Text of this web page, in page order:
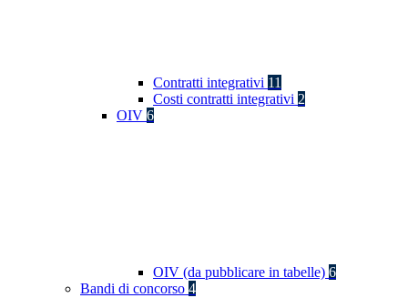
Contratti integrativi 11
Costi contratti integrativi 2
OIV 6
OIV (da pubblicare in tabelle) 6
Bandi di concorso 4